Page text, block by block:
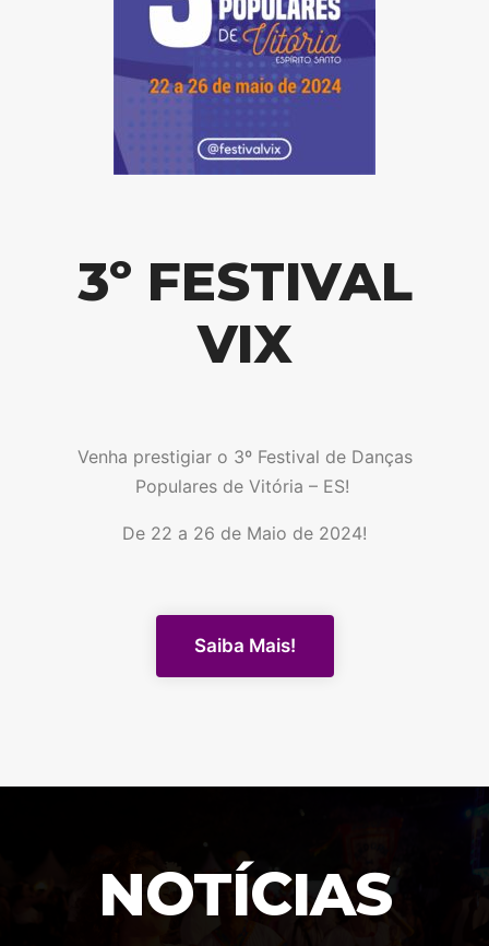
3º FESTIVAL
VIX
Venha prestigiar o 3º Festival de Danças
Populares de Vitória – ES!
De 22 a 26 de Maio de 2024!
Saiba Mais!
NOTÍCIAS